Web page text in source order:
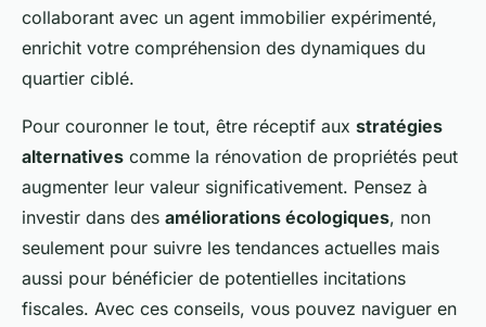
collaborant avec un agent immobilier expérimenté,
enrichit votre compréhension des dynamiques du
quartier ciblé.
Pour couronner le tout, être réceptif aux stratégies
alternatives comme la rénovation de propriétés peut
augmenter leur valeur significativement. Pensez à
investir dans des améliorations écologiques, non
seulement pour suivre les tendances actuelles mais
aussi pour bénéficier de potentielles incitations
fiscales. Avec ces conseils, vous pouvez naviguer en